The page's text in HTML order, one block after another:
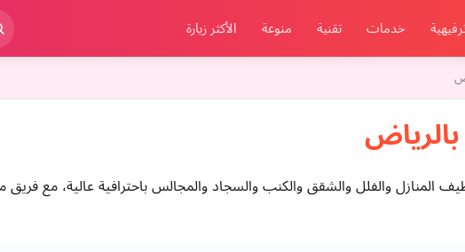
خدمات تقنية منوعة الأكثر زيارة
والفلل والشقق والكنب والسجاد والمجالس باحترافية عالية، مع